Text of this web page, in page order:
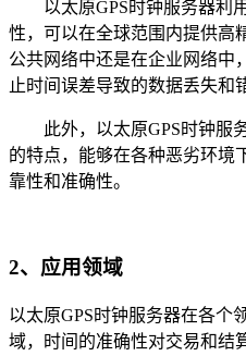
以太原GPS时钟服务器利用
性，可以在全球范围内提供高
公共网络中还是在企业网络中
止时间误差导致的数据丢失和
此外，以太原GPS时钟服
的特点，能够在各种恶劣环境
靠性和准确性。
2、应用领域
以太原GPS时钟服务器在各个
域，时间的准确性对交易和结